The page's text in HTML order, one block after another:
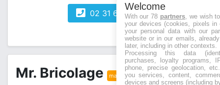
02 31 63 51 84
Mr. Bricolage magasin bricolage
Welcome
With our 78 partners, we wish
your devices (cookies, pixels
your personal data with our
website or in our emails,
later, including in other contexts.
Processing this data
purchases, loyalty programs,
phone, precise geolocation,
you services, content,
devices and screens (including